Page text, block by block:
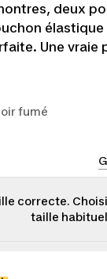
deux
élastique
Une vraie
fumé
correcte.
taille